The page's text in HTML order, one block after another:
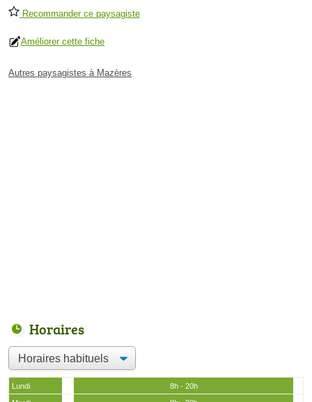
Recommander ce paysagiste
Améliorer cette fiche
Autres paysagistes à Mazères
Horaires
Lundi
8h - 20h